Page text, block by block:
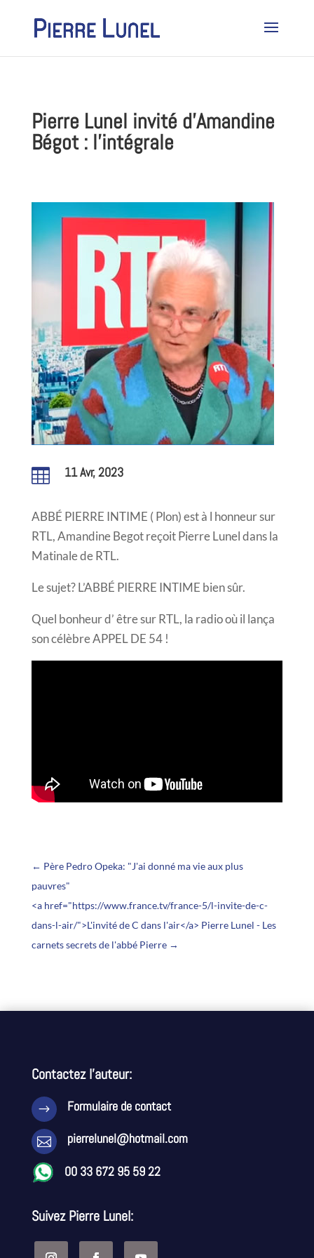
Pierre Lunel invité d’Amandine
Bégot : l’intégrale
 11 Avr, 2023
ABBÉ PIERRE INTIME ( Plon) est à l honneur sur
RTL, Amandine Begot reçoit Pierre Lunel dans la
Matinale de RTL.
Le sujet? L’ABBÉ PIERRE INTIME bien sûr.
Quel bonheur d’ être sur RTL, la radio où il lança
son célèbre APPEL DE 54 !
← Père Pedro Opeka: "J'ai donné ma vie aux plus
pauvres"
<a href="https://www.france.tv/france-5/l-invite-de-c-
dans-l-air/">L'invité de C dans l'air</a> Pierre Lunel - Les
carnets secrets de l'abbé Pierre→
Contactez l’auteur:
$ Formulaire de contact
 pierrelunel@hotmail.com
00 33 672 95 59 22
Suivez Pierre Lunel: